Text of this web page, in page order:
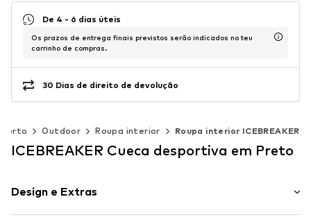
De 4 - 6 dias úteis
Os prazos de entrega finais previstos serão indicados no teu
carrinho de compras.
30 Dias de direito de devolução
Outdoor Roupa interior Roupa interior ICEBREAKER
ICEBREAKER Cueca desportiva em Preto
Design e Extras